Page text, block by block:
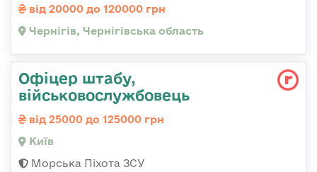
від 20000 до 120000 грн
Чернігів, Чернігівська область
Офіцер штабу,
військовослужбовець
від 25000 до 125000 грн
Київ
Морська Піхота ЗСУ